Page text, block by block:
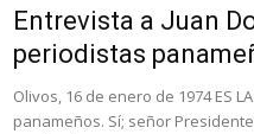
Entrevista a Juan
periodistas
Olivos, 16 de enero de 1974 ES
panameños. Sí; señor